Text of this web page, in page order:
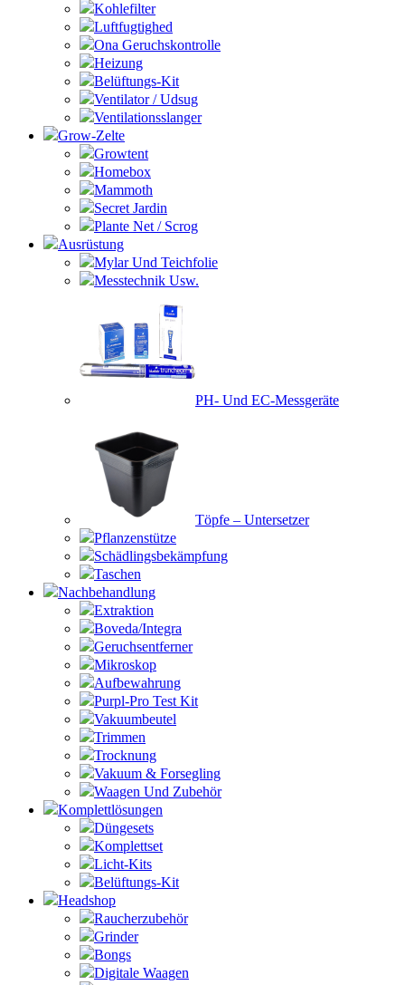
Kohlefilter
Luftfugtighed
Ona Geruchskontrolle
Heizung
Belüftungs-Kit
Ventilator / Udsug
Ventilationsslanger
Grow-Zelte
Growtent
Homebox
Mammoth
Secret Jardin
Plante Net / Scrog
Ausrüstung
Mylar Und Teichfolie
Messtechnik Usw.
PH- Und EC-Messgeräte
Töpfe – Untersetzer
Pflanzenstütze
Schädlingsbekämpfung
Taschen
Nachbehandlung
Extraktion
Boveda/Integra
Geruchsentferner
Mikroskop
Aufbewahrung
Purpl-Pro Test Kit
Vakuumbeutel
Trimmen
Trocknung
Vakuum & Forsegling
Waagen Und Zubehör
Komplettlösungen
Düngesets
Komplettset
Licht-Kits
Belüftungs-Kit
Headshop
Raucherzubehör
Grinder
Bongs
Digitale Waagen